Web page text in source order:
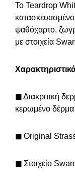
Το Teardrop
κατασκευασμένο
ψαθόχαρτο,
με στοιχεία
◼Διακριτική
κερωμένο
◼ Original
◼ Στοιχείο